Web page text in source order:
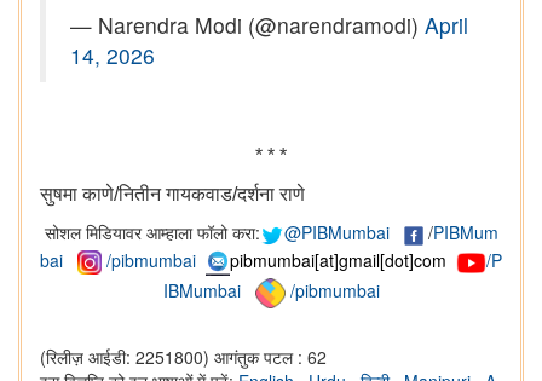
— Narendra Modi (@narendramodi) April
14, 2026
* * *
सुषमा काणे/नितीन गायकवाड/दर्शना राणे
सोशल मिडियावर आम्हाला फॉलो करा: @PIBMumbai /PIBMum
bai
/pibmumbai pibmumbai[at]gmail[dot]com
/P
IBMumbai
/pibmumbai
(रिलीज़ आईडी: 2251800) आगंतुक पटल : 62